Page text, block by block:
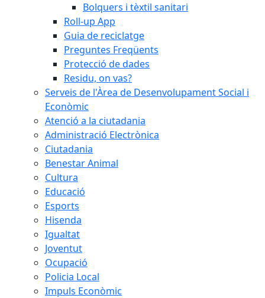
Bolquers i tèxtil sanitari
Roll-up App
Guia de reciclatge
Preguntes Freqüents
Protecció de dades
Residu, on vas?
Serveis de l'Àrea de Desenvolupament Social i
Econòmic
Atenció a la ciutadania
Administració Electrònica
Ciutadania
Benestar Animal
Cultura
Educació
Esports
Hisenda
Igualtat
Joventut
Ocupació
Policia Local
Impuls Econòmic